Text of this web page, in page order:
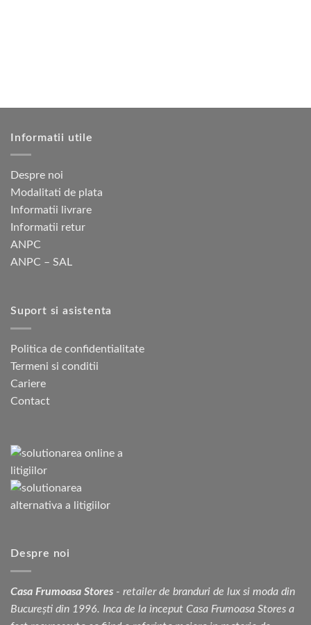
Informatii utile
Despre noi
Modalitati de plata
Informatii livrare
Informatii retur
ANPC
ANPC – SAL
Suport si asistenta
Politica de confidentialitate
Termeni si conditii
Cariere
Contact
Despre noi
Casa Frumoasa Stores - retailer de branduri de lux si moda din
București din 1996. Inca de la inceput Casa Frumoasa Stores a